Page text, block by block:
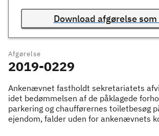
Download afgørelse som
Afgørelse
2019-0229
Ankenævnet fastholdt sekretariatets
idet bedømmelsen af de påklagede
parkering og chaufførernes toiletbesøg
ejendom, falder uden for ankenævnets